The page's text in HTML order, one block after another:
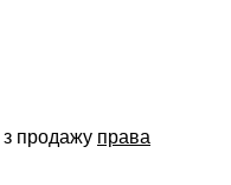
з продажу права